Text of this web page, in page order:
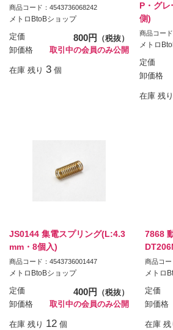
商品コード：4543736068242
メトロBtoBショップ
定価 800円
（税抜）
卸価格
取引中の会員のみ公開
在庫 残り 3 個
P・グ
側)
商品コー
メトロ
定価
卸価格
在庫 残り
JS0144 集電スプリング(L:4.3
mm・8個入)
商品コード：4543736001447
メトロBtoBショップ
定価 400円
（税抜）
卸価格
取引中の会員のみ公開
在庫 残り 12 個
7868
商品コー
メトロ
定価
卸価格
在庫 残